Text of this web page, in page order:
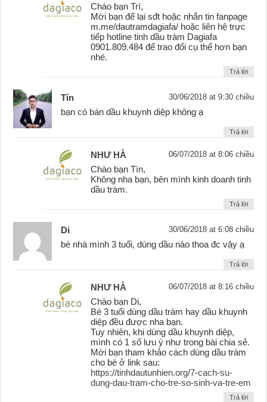
Chào bạn Trí,
Mời bạn để lại sđt hoặc nhắn tin fanpage
m.me/dautramdagiafa/ hoặc liên hệ trực
tiếp hotline tinh dầu tràm Dagiafa
0901.809.484 để trao đổi cụ thể hơn bạn
nhé.
Trả lời
Tín 30/06/2018 at 9:30 chiều
bạn có bán dầu khuynh diệp không ạ
Trả lời
NHƯ HÀ 06/07/2018 at 8:06 chiều
Chào bạn Tín,
Không nha bạn, bên mình kinh doanh tinh
dầu tràm.
Trả lời
Di 30/06/2018 at 6:08 chiều
bé nhà mình 3 tuổi, dùng dầu nào thoa đc vậy ạ
Trả lời
NHƯ HÀ 06/07/2018 at 8:16 chiều
Chào bạn Di,
Bé 3 tuổi dùng dầu tràm hay dầu khuynh
diệp đều được nha bạn.
Tuy nhiên, khi dùng dầu khuynh diệp,
mình có 1 số lưu ý như trong bài chia sẻ.
Mời bạn tham khảo cách dùng dầu tràm
cho bé ở link sau:
https://tinhdautunhien.org/7-cach-su-
dung-dau-tram-cho-tre-so-sinh-va-tre-em
Trả lời